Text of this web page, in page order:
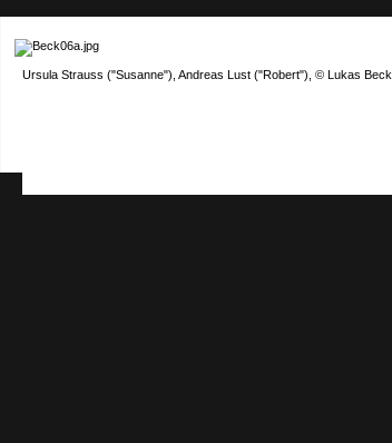
Ursula Strauss ("Susanne"), Andreas Lust ("Robert"), © Lukas Beck